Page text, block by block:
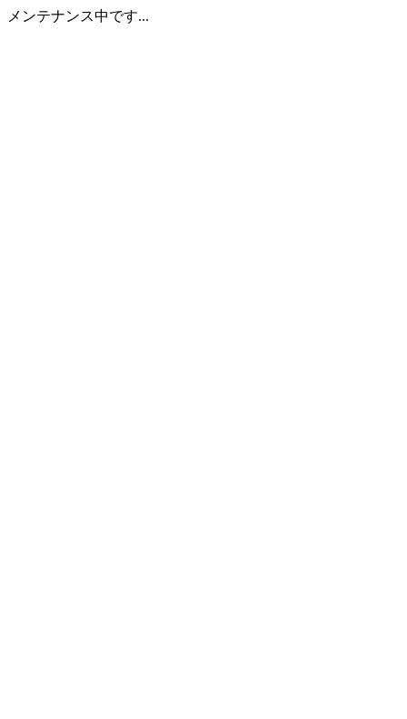
メンテナンス中です...